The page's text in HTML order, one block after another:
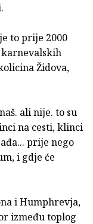
to prije 2000
Židova,
ali nije. to su
na cesti, klinci
prije nego
i gdje će
i Humphrevja,
između toplog